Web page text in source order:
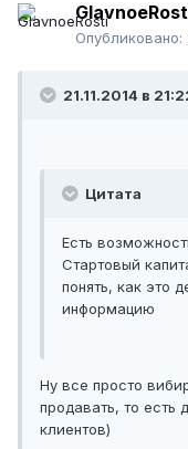
Опубликовано:
21.11.2014 в
Цитата
Есть
Стартовый
понять, как это
информацию
Ну все просто
продавать, то есть
клиентов)